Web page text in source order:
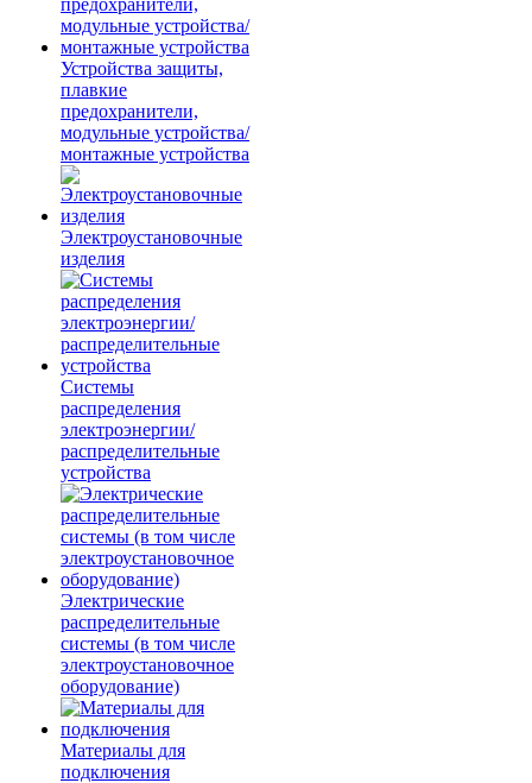
Устройства защиты,
плавкие
предохранители,
модульные устройства/
монтажные устройства
Электроустановочные
изделия
Системы
распределения
электроэнергии/
распределительные
устройства
Электрические
распределительные
системы (в том числе
электроустановочное
оборудование)
Материалы для
подключения